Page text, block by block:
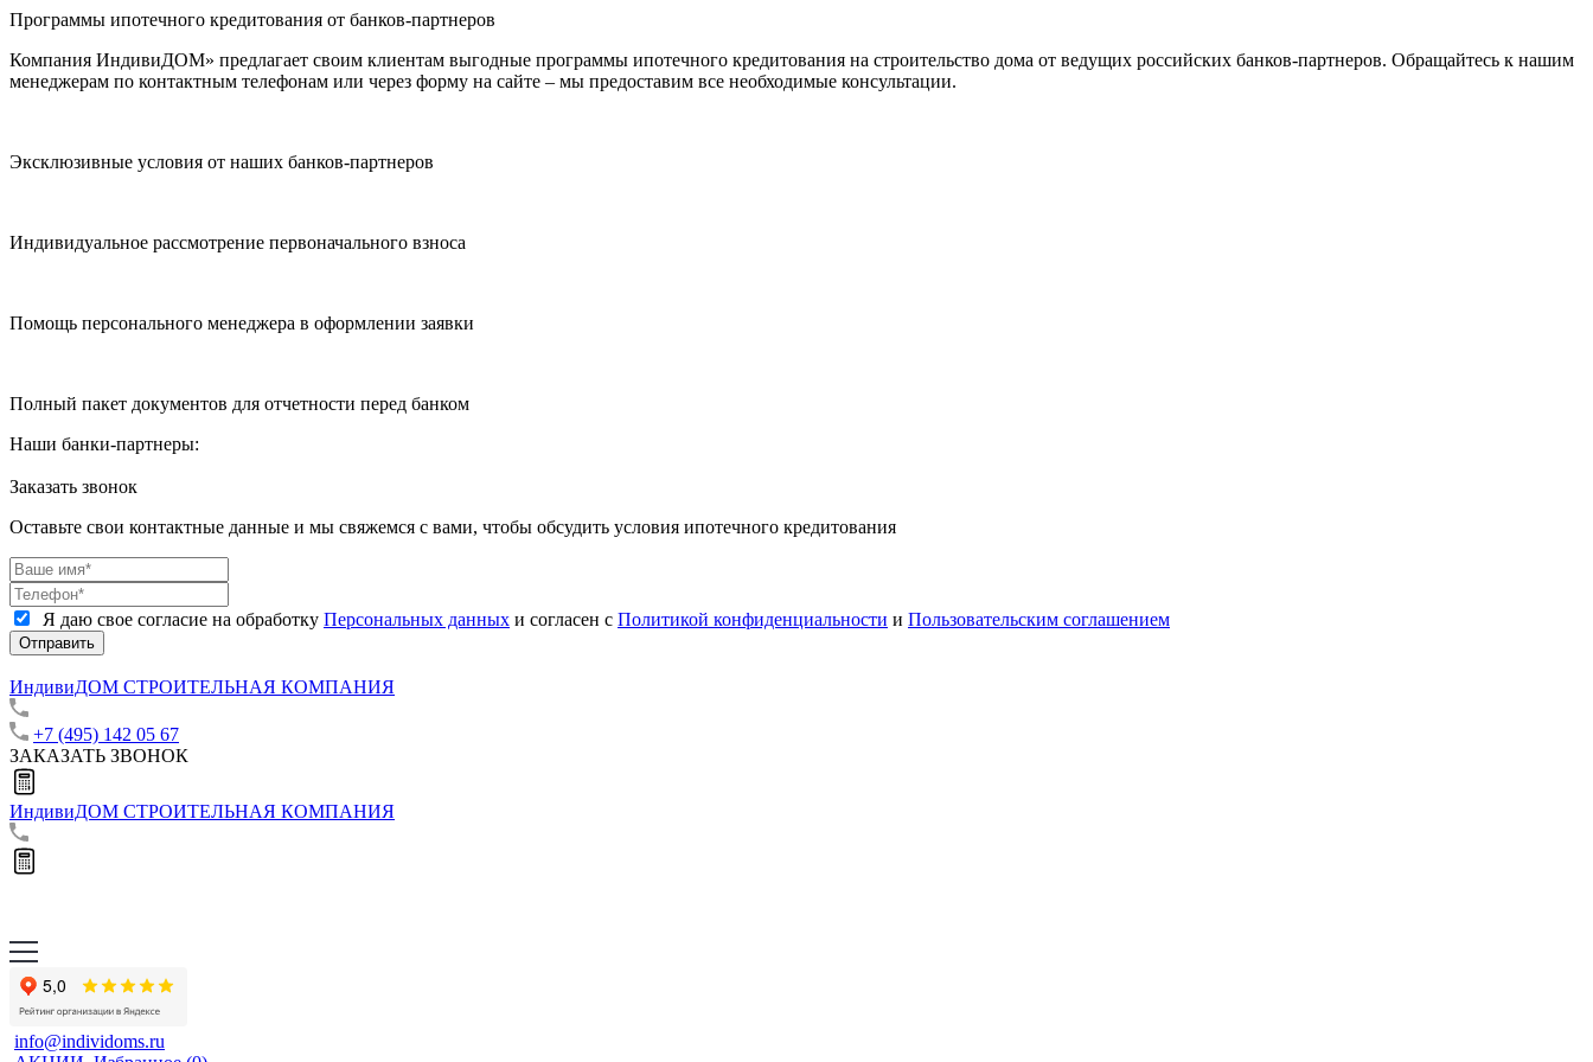
Программы ипотечного кредитования от банков-партнеров
Компания ИндивиДОМ» предлагает своим клиентам выгодные программы ипотечного кредитования на строительство дома от ведущих российских банков-партнеров. Обращайтесь к нашим
менеджерам по контактным телефонам или через форму на сайте – мы предоставим все необходимые консультации.
Эксклюзивные условия от наших банков-партнеров
Индивидуальное рассмотрение первоначального взноса
Помощь персонального менеджера в оформлении заявки
Полный пакет документов для отчетности перед банком
Наши банки-партнеры:
Заказать звонок
Оставьте свои контактные данные и мы свяжемся с вами, чтобы обсудить условия ипотечного кредитования
Я даю свое согласие на обработку Персональных данных и согласен с Политикой конфиденциальности и Пользовательским соглашением
Отправить
ИндивиДОМ СТРОИТЕЛЬНАЯ КОМПАНИЯ
+7 (495) 142 05 67
ЗАКАЗАТЬ ЗВОНОК
ИндивиДОМ СТРОИТЕЛЬНАЯ КОМПАНИЯ
info@individoms.ru